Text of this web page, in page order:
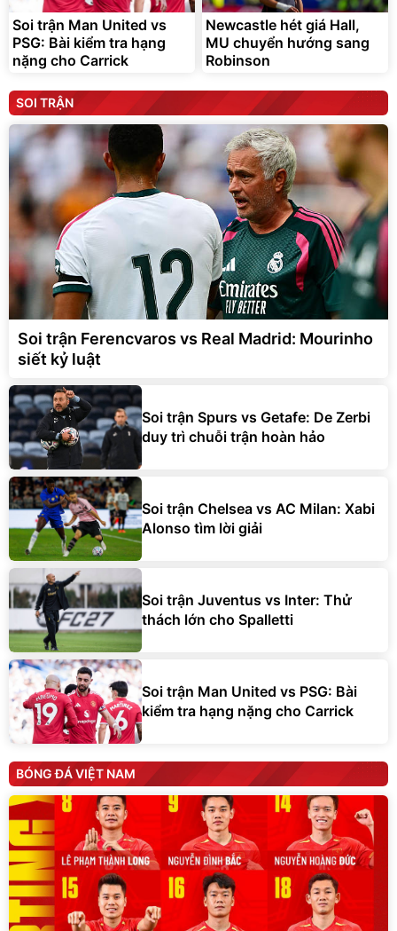
Soi trận Man United vs
PSG: Bài kiểm tra hạng
nặng cho Carrick
Newcastle hét giá Hall,
MU chuyển hướng sang
Robinson
SOI TRẬN
Soi trận Ferencvaros vs Real Madrid: Mourinho
siết kỷ luật
Soi trận Spurs vs Getafe: De Zerbi
duy trì chuỗi trận hoàn hảo
Soi trận Chelsea vs AC Milan: Xabi
Alonso tìm lời giải
Soi trận Juventus vs Inter: Thử
thách lớn cho Spalletti
Soi trận Man United vs PSG: Bài
kiểm tra hạng nặng cho Carrick
BÓNG ĐÁ VIỆT NAM